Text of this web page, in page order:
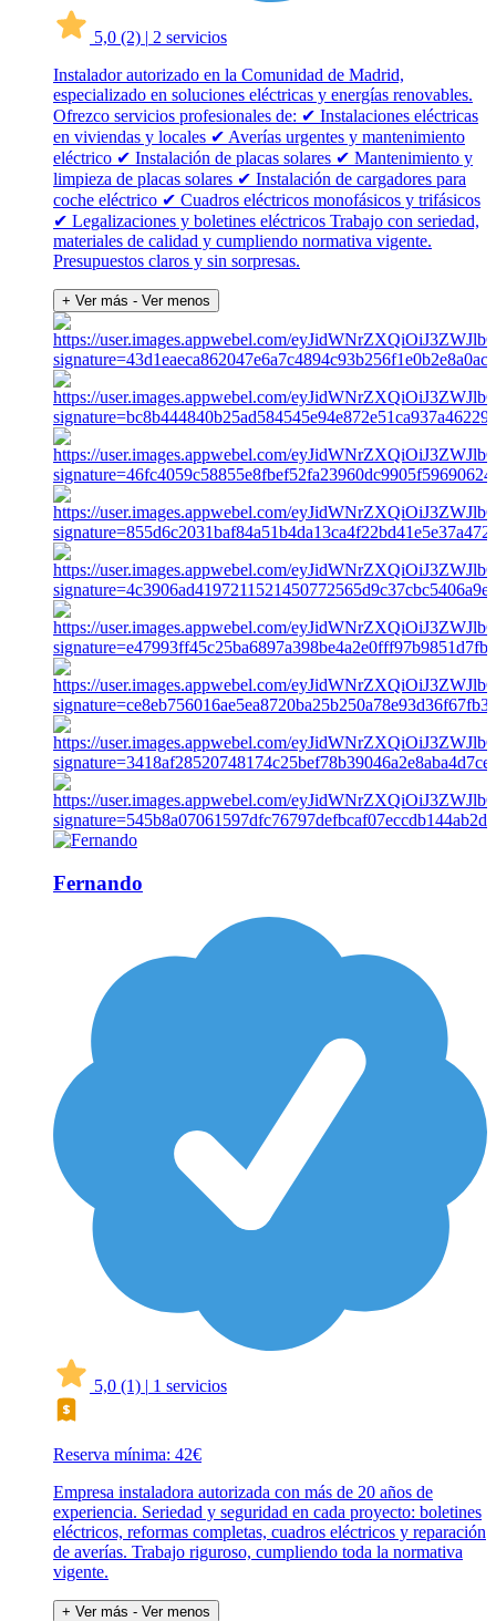
5,0 (2) | 2 servicios
Instalador autorizado en la Comunidad de Madrid,
especializado en soluciones eléctricas y energías renovables.
Ofrezco servicios profesionales de: ✔ Instalaciones eléctricas
en viviendas y locales ✔ Averías urgentes y mantenimiento
eléctrico ✔ Instalación de placas solares ✔ Mantenimiento y
limpieza de placas solares ✔ Instalación de cargadores para
coche eléctrico ✔ Cuadros eléctricos monofásicos y trifásicos
✔ Legalizaciones y boletines eléctricos Trabajo con seriedad,
materiales de calidad y cumpliendo normativa vigente.
Presupuestos claros y sin sorpresas.
+ Ver más - Ver menos
Fernando
5,0 (1) | 1 servicios
Reserva mínima: 42€
Empresa instaladora autorizada con más de 20 años de
experiencia. Seriedad y seguridad en cada proyecto: boletines
eléctricos, reformas completas, cuadros eléctricos y reparación
de averías. Trabajo riguroso, cumpliendo toda la normativa
vigente.
+ Ver más - Ver menos